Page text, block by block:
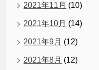
2021年11月 (10)
2021年10月 (14)
2021年9月 (12)
2021年8月 (12)